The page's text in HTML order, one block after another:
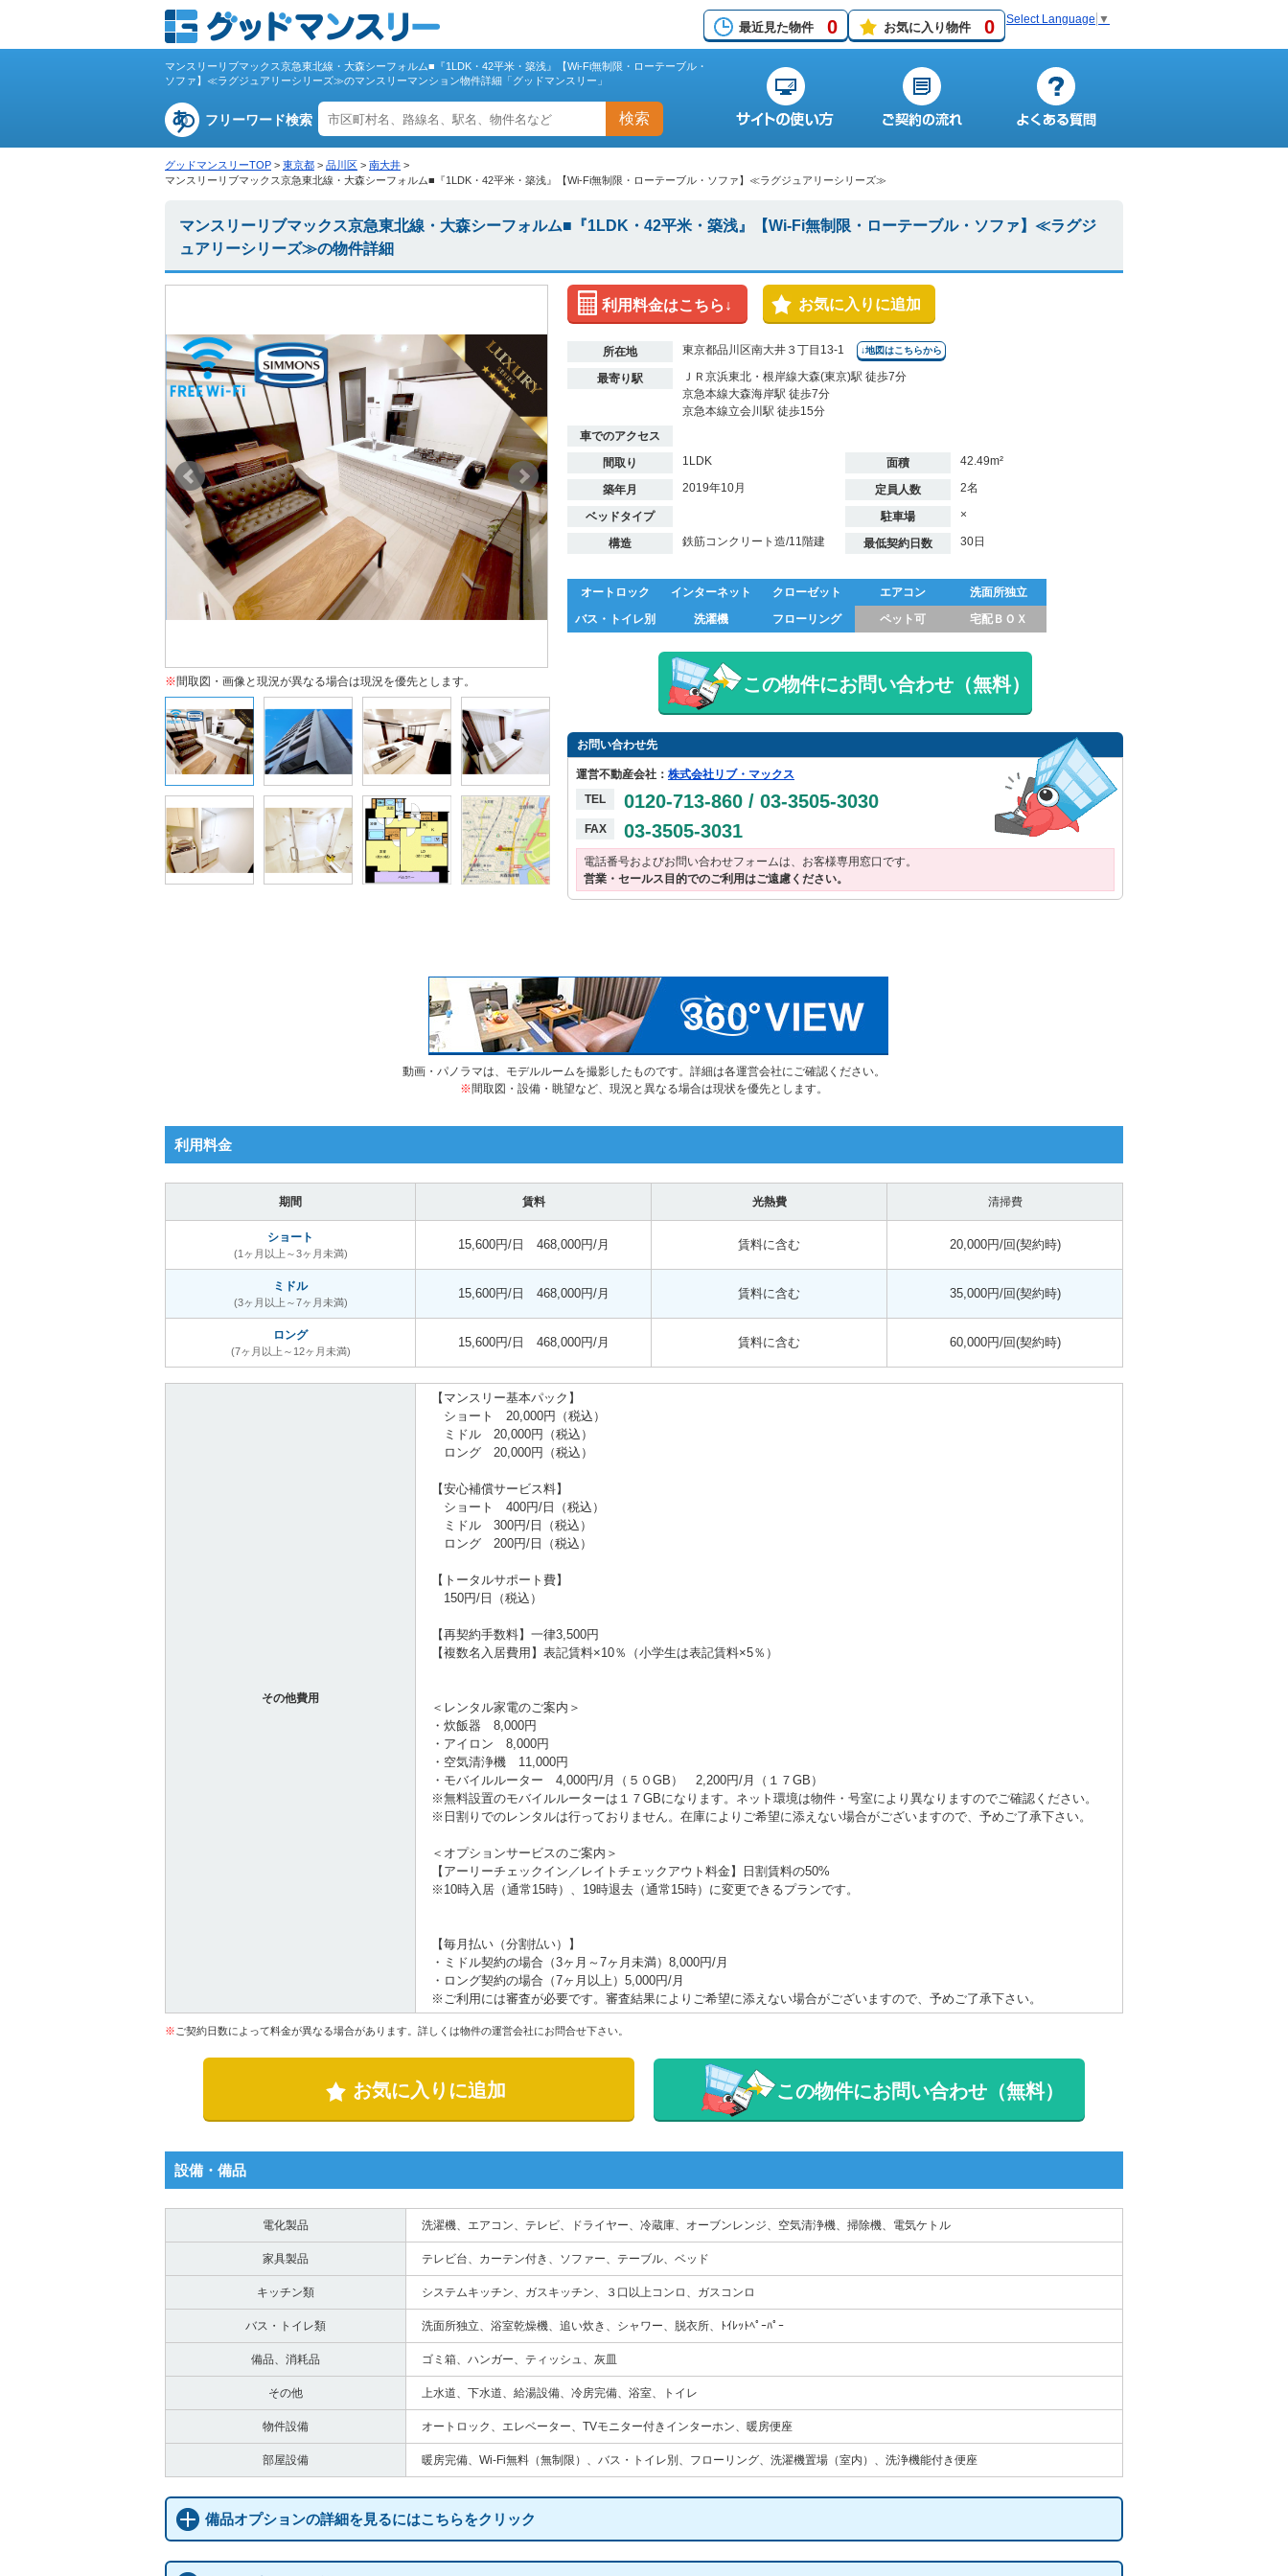
最近見た物件 0 お気に入り物件 0 Select Language ▼
マンスリーリブマックス京急東北線・大森シーフォルム■『1LDK・42平米・築浅』【Wi-Fi無制限・ローテーブル・
ソファ】≪ラグジュアリーシリーズ≫のマンスリーマンション物件詳細「グッドマンスリー」
フリーワード検索 検索
グッドマンスリーTOP > 東京都 > 品川区 > 南大井 >
マンスリーリブマックス京急東北線・大森シーフォルム■『1LDK・42平米・築浅』【Wi-Fi無制限・ローテーブル・ソファ】≪ラグジュアリーシリーズ≫
マンスリーリブマックス京急東北線・大森シーフォルム■『1LDK・42平米・築浅』【Wi-Fi無制限・ローテーブル・ソファ】≪ラグジ
ュアリーシリーズ≫の物件詳細
※間取図・画像と現況が異なる場合は現況を優先とします。
利用料金はこちら↓ お気に入りに追加
所在地 東京都品川区南大井３丁目13-1 ↓地図はこちらから
最寄り駅
ＪＲ京浜東北・根岸線大森(東京)駅 徒歩7分
京急本線大森海岸駅 徒歩7分
京急本線立会川駅 徒歩15分
車でのアクセス
間取り
1LDK 面積 42.49m²
築年月 2019年10月 定員人数 2名
ベッドタイプ 駐車場 ×
構造 鉄筋コンクリート造/11階建 最低契約日数 30日
オートロック インターネット クローゼット エアコン
洗面所独立
バス・トイレ別
洗濯機 フローリング ペット可 宅配ＢＯＸ
この物件にお問い合わせ（無料）
お問い合わせ先
運営不動産会社： 株式会社リブ・マックス
TEL
0120-713-860 / 03-3505-3030
FAX 03-3505-3031
電話番号およびお問い合わせフォームは、お客様専用窓口です。
営業・セールス目的でのご利用はご遠慮ください。
動画・パノラマは、モデルルームを撮影したものです。詳細は各運営会社にご確認ください。
※間取図・設備・眺望など、現況と異なる場合は現状を優先とします。
利用料金
期間 賃料 光熱費 清掃費
ショート
(1ヶ月以上～3ヶ月未満)
15,600円/日 468,000円/月 賃料に含む 20,000円/回(契約時)
ミドル
(3ヶ月以上～7ヶ月未満)
15,600円/日 468,000円/月 賃料に含む 35,000円/回(契約時)
ロング
(7ヶ月以上～12ヶ月未満)
15,600円/日 468,000円/月 賃料に含む 60,000円/回(契約時)
その他費用
【マンスリー基本パック】
ショート 20,000円（税込）
ミドル 20,000円（税込）
ロング 20,000円（税込）
【安心補償サービス料】
ショート 400円/日（税込）
ミドル 300円/日（税込）
ロング 200円/日（税込）
【トータルサポート費】
150円/日（税込）
【再契約手数料】一律3,500円
【複数名入居費用】表記賃料×10％（小学生は表記賃料×5％）
＜レンタル家電のご案内＞
・炊飯器 8,000円
・アイロン 8,000円
・空気清浄機 11,000円
・モバイルルーター 4,000円/月（５０GB） 2,200円/月（１７GB）
※無料設置のモバイルルーターは１７GBになります。ネット環境は物件・号室により異なりますのでご確認ください。
※日割りでのレンタルは行っておりません。在庫によりご希望に添えない場合がございますので、予めご了承下さい。
＜オプションサービスのご案内＞
【アーリーチェックイン／レイトチェックアウト料金】日割賃料の50%
※10時入居（通常15時）、19時退去（通常15時）に変更できるプランです。
【毎月払い（分割払い）】
・ミドル契約の場合（3ヶ月～7ヶ月未満）8,000円/月
・ロング契約の場合（7ヶ月以上）5,000円/月
※ご利用には審査が必要です。審査結果によりご希望に添えない場合がございますので、予めご了承下さい。
※ ご契約日数によって料金が異なる場合があります。詳しくは物件の運営会社にお問合せ下さい。
お気に入りに追加 この物件にお問い合わせ（無料）
設備・備品
電化製品 洗濯機、エアコン、テレビ、ドライヤー、冷蔵庫、オーブンレンジ、空気清浄機、掃除機、電気ケトル
家具製品 テレビ台、カーテン付き、ソファー、テーブル、ベッド
キッチン類 システムキッチン、ガスキッチン、３口以上コンロ、ガスコンロ
バス・トイレ類 洗面所独立、浴室乾燥機、追い炊き、シャワー、脱衣所、ﾄｲﾚｯﾄﾍﾟｰﾊﾟｰ
備品、消耗品 ゴミ箱、ハンガー、ティッシュ、灰皿
その他 上水道、下水道、給湯設備、冷房完備、浴室、トイレ
物件設備 オートロック、エレベーター、TVモニター付きインターホン、暖房便座
部屋設備 暖房完備、Wi-Fi無料（無制限）、バス・トイレ別、フローリング、洗濯機置場（室内）、洗浄機能付き便座
備品オプションの詳細を見るにはこちらをクリック